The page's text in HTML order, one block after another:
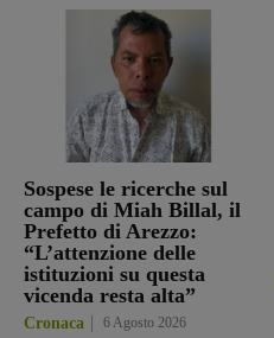
Sospese le ricerche sul
campo di Miah Billal, il
Prefetto di Arezzo:
“L’attenzione delle
istituzioni su questa
vicenda resta alta”
Cronaca 6 Agosto 2026